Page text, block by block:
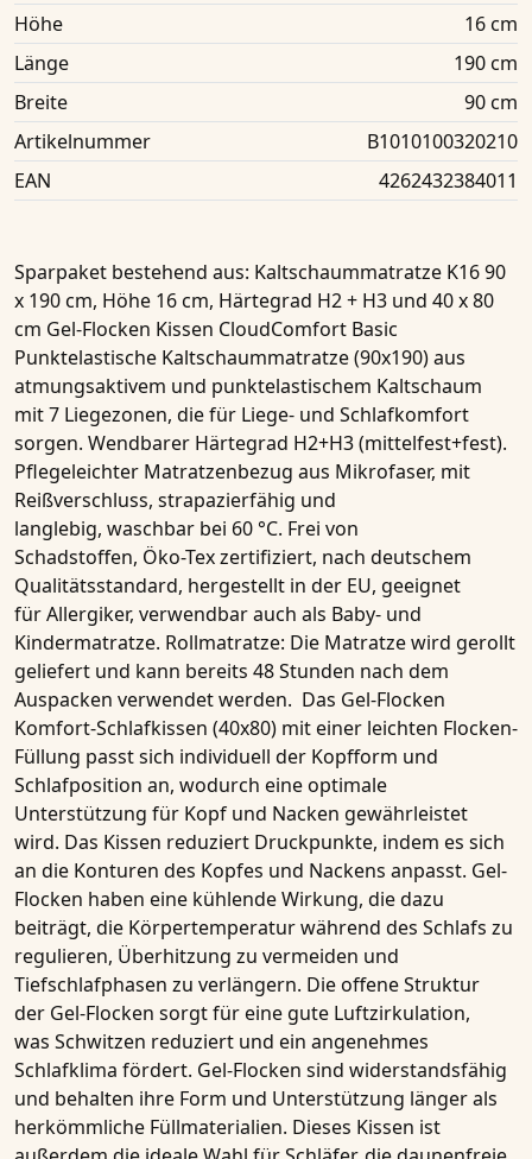
Höhe
16 cm
Länge
190 cm
Breite
90 cm
Artikelnummer
B1010100320210
EAN
4262432384011
Sparpaket bestehend aus: Kaltschaummatratze K16 90
x 190 cm, Höhe 16 cm, Härtegrad H2 + H3 und 40 x 80
cm Gel-Flocken Kissen CloudComfort Basic
Punktelastische Kaltschaummatratze (90x190) aus
atmungsaktivem und punktelastischem Kaltschaum
mit 7 Liegezonen, die für Liege- und Schlafkomfort
sorgen. Wendbarer Härtegrad H2+H3 (mittelfest+fest).
Pflegeleichter Matratzenbezug aus Mikrofaser, mit
Reißverschluss, strapazierfähig und
langlebig, waschbar bei 60 °C. Frei von
Schadstoffen, Öko-Tex zertifiziert, nach deutschem
Qualitätsstandard, hergestellt in der EU, geeignet
für Allergiker, verwendbar auch als Baby- und
Kindermatratze. Rollmatratze: Die Matratze wird gerollt
geliefert und kann bereits 48 Stunden nach dem
Auspacken verwendet werden. Das Gel-Flocken
Komfort-Schlafkissen (40x80) mit einer leichten Flocken-
Füllung passt sich individuell der Kopfform und
Schlafposition an, wodurch eine optimale
Unterstützung für Kopf und Nacken gewährleistet
wird. Das Kissen reduziert Druckpunkte, indem es sich
an die Konturen des Kopfes und Nackens anpasst. Gel-
Flocken haben eine kühlende Wirkung, die dazu
beiträgt, die Körpertemperatur während des Schlafs zu
regulieren, Überhitzung zu vermeiden und
Tiefschlafphasen zu verlängern. Die offene Struktur
der Gel-Flocken sorgt für eine gute Luftzirkulation,
was Schwitzen reduziert und ein angenehmes
Schlafklima fördert. Gel-Flocken sind widerstandsfähig
und behalten ihre Form und Unterstützung länger als
herkömmliche Füllmaterialien. Dieses Kissen ist